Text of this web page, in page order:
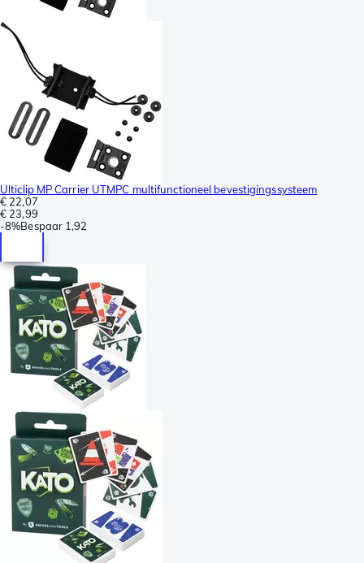
Ulticlip MP Carrier UTMPC multifunctioneel bevestigingssysteem
€ 22,07
€ 23,99
-8%Bespaar 1,92